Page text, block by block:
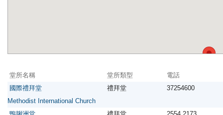
堂所名稱 堂所類型
電話
國際禮拜堂
Methodist International Church
禮拜堂 37254600
鴨脷洲堂
禮拜堂 2554 2173